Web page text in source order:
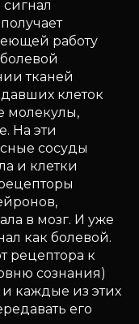
сигнал
работу
тканей
клеток
молекулы,
На эти
сосуды
и клетки
в мозг. И уже
как болевой.
рецептора к
сознания)
и каждые из этих
его